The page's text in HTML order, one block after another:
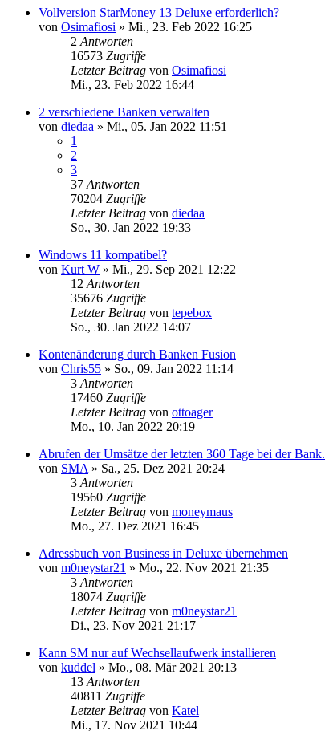
Vollversion StarMoney 13 Deluxe erforderlich?
von Osimafiosi » Mi., 23. Feb 2022 16:25
2 Antworten
16573 Zugriffe
Letzter Beitrag von Osimafiosi
Mi., 23. Feb 2022 16:44
2 verschiedene Banken verwalten
von diedaa » Mi., 05. Jan 2022 11:51
1
2
3
37 Antworten
70204 Zugriffe
Letzter Beitrag von diedaa
So., 30. Jan 2022 19:33
Windows 11 kompatibel?
von Kurt W » Mi., 29. Sep 2021 12:22
12 Antworten
35676 Zugriffe
Letzter Beitrag von tepebox
So., 30. Jan 2022 14:07
Kontenänderung durch Banken Fusion
von Chris55 » So., 09. Jan 2022 11:14
3 Antworten
17460 Zugriffe
Letzter Beitrag von ottoager
Mo., 10. Jan 2022 20:19
Abrufen der Umsätze der letzten 360 Tage bei der Bank.
von SMA » Sa., 25. Dez 2021 20:24
3 Antworten
19560 Zugriffe
Letzter Beitrag von moneymaus
Mo., 27. Dez 2021 16:45
Adressbuch von Business in Deluxe übernehmen
von m0neystar21 » Mo., 22. Nov 2021 21:35
3 Antworten
18074 Zugriffe
Letzter Beitrag von m0neystar21
Di., 23. Nov 2021 21:17
Kann SM nur auf Wechsellaufwerk installieren
von kuddel » Mo., 08. Mär 2021 20:13
13 Antworten
40811 Zugriffe
Letzter Beitrag von Katel
Mi., 17. Nov 2021 10:44